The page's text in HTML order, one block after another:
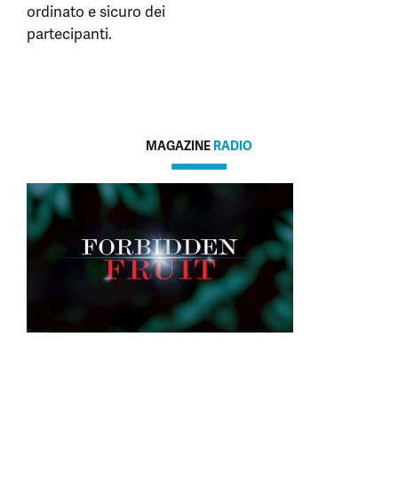
ordinato e sicuro dei
partecipanti.
MAGAZINE RADIO